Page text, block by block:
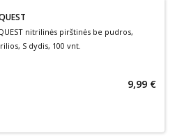
nitrilinės pirštinės be pudros,
S dydis, 100 vnt.
9,99 €